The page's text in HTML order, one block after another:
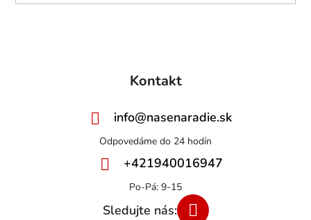
Kontakt
info@nasenaradie.sk
+421940016947